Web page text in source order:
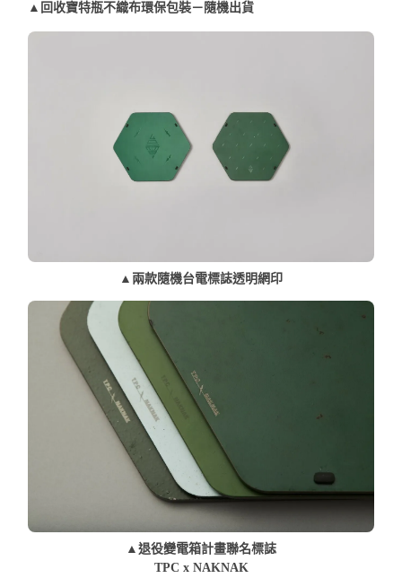
▲回收寶特瓶不織布環保包裝－隨機出貨
▲兩款隨機台電標誌透明網印
▲退役變電箱計畫聯名標誌
TPC x NAKNAK